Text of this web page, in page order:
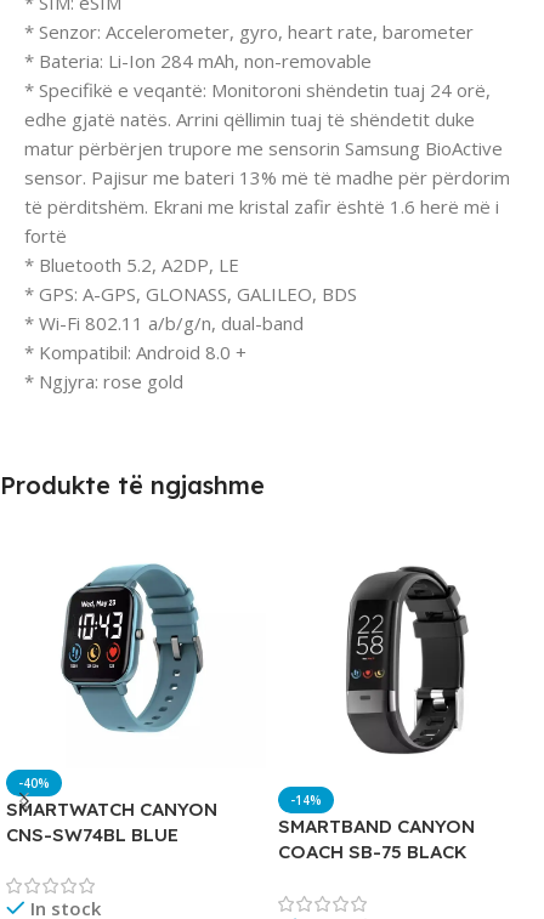
* Senzor: Accelerometer, gyro, heart rate, barometer
* Bateria: Li-Ion 284 mAh, non-removable
* Specifikë e veqantë: Monitoroni shëndetin tuaj 24 orë,
edhe gjatë natës. Arrini qëllimin tuaj të shëndetit duke
matur përbërjen trupore me sensorin Samsung BioActive
sensor. Pajisur me bateri 13% më të madhe për përdorim
të përditshëm. Ekrani me kristal zafir është 1.6 herë më i
fortë
* Bluetooth 5.2, A2DP, LE
* GPS: A-GPS, GLONASS, GALILEO, BDS
* Wi-Fi 802.11 a/b/g/n, dual-band
* Kompatibil: Android 8.0 +
* Ngjyra: rose gold
Produkte të ngjashme
-40%
SMARTWATCH CANYON
CNS-SW74BL BLUE
In stock
-14%
SMARTBAND CANYON
COACH SB-75 BLACK